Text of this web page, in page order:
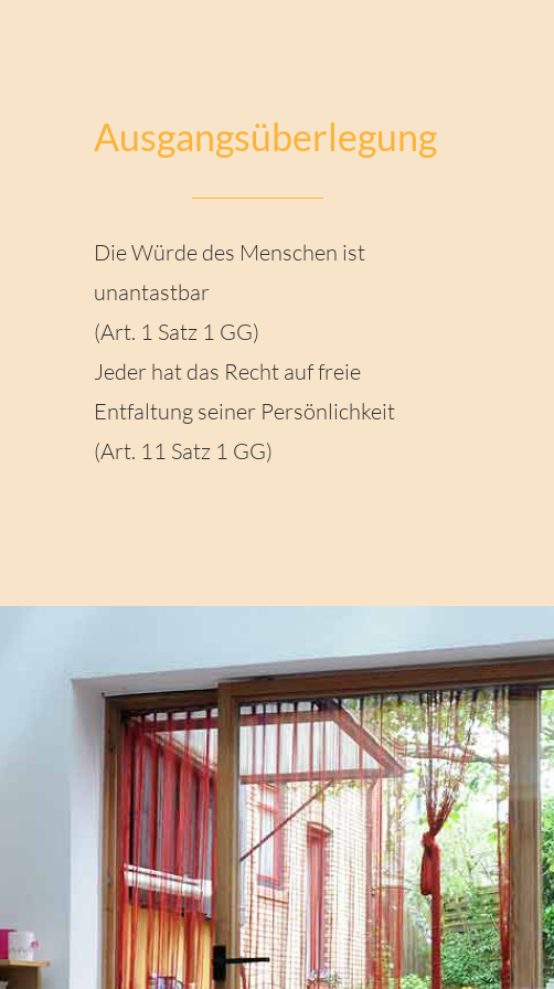
Ausgangsüberlegung
Die Würde des Menschen ist
unantastbar
(Art. 1 Satz 1 GG)
Jeder hat das Recht auf freie
Entfaltung seiner Persönlichkeit
(Art. 11 Satz 1 GG)